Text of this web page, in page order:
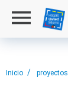
Inicio proyectos